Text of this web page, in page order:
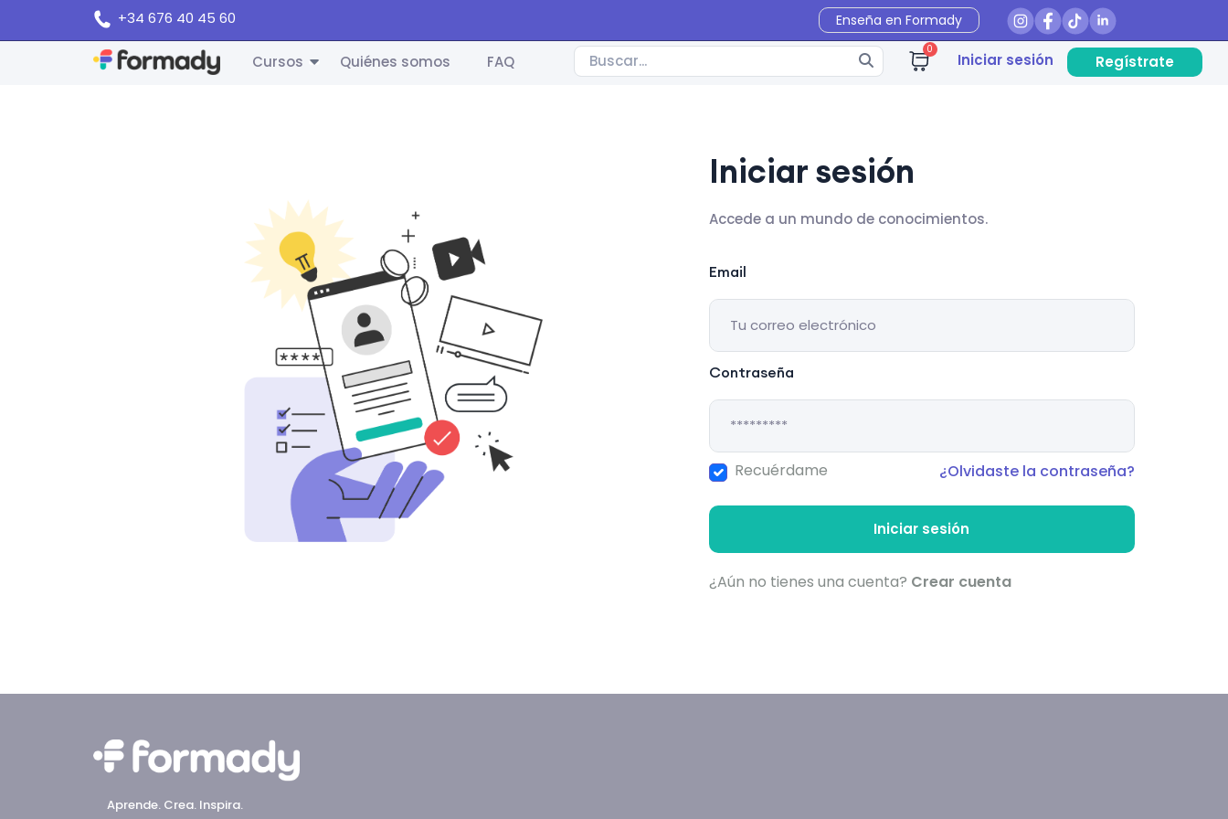
+34 676 40 45 60 Enseña en Formady
Cursos Quiénes somos FAQ
0
Iniciar sesión Regístrate
Iniciar sesión
Accede a un mundo de conocimientos.
Email
Contraseña
Recuérdame ¿Olvidaste la contraseña?
Iniciar sesión
¿Aún no tienes una cuenta? Crear cuenta
Aprende. Crea. Inspira.